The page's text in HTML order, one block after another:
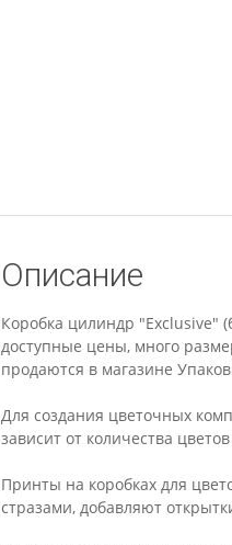
Описание
Коробка цилиндр "Exclusive"
доступные цены, много
продаются в магазине
Для создания цветочных
зависит от количества
Принты на коробках для
стразами, добавляют